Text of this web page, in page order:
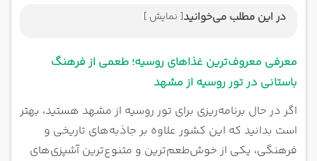
در این مطلب می‌خوانید[ نمایش ]
باستانی در تور روسیه از مشهد
معرفی معروف‌ترین غذاهای روسیه؛ طعمی از فرهنگ
باستانی در تور روسیه از مشهد
اگر در حال برنامه‌ریزی برای تور روسیه از مشهد هستید، بهتر
است بدانید که این کشور علاوه بر جاذبه‌های تاریخی و
فرهنگی، یکی از خوش‌طعم‌ترین و متنوع‌ترین آشپزی‌های